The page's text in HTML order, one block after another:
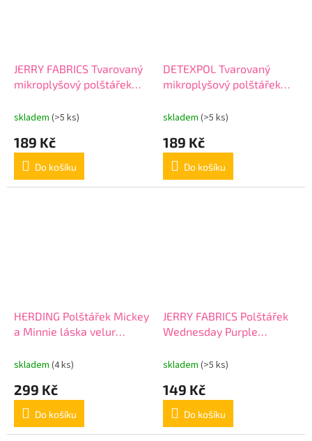
JERRY FABRICS Tvarovaný
mikroplyšový polštářek
skladem (>5 ks)
189 Kč
Do košíku
DETEXPOL Tvarovaný
mikroplyšový polštářek
skladem (>5 ks)
189 Kč
Do košíku
HERDING Polštářek Mickey
a Minnie láska velur
cm
skladem (4 ks)
299 Kč
Do košíku
JERRY FABRICS Polštářek
Wednesday Purple
skladem (>5 ks)
149 Kč
Do košíku